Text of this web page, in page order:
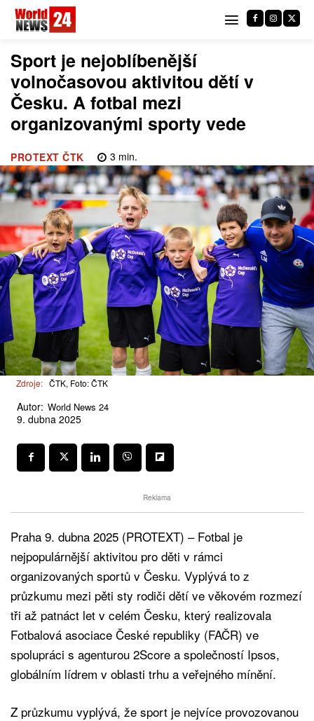
Sport je nejoblíbenější
volnočasovou aktivitou dětí v
Česku. A fotbal mezi
organizovanými sporty vede
PROTEXT ČTK 3 min.
Zdroje: ČTK, Foto: ČTK
Autor: World News 24
9. dubna 2025
Reklama
Praha 9. dubna 2025 (PROTEXT) – Fotbal je
nejpopulárnější aktivitou pro děti v rámci
organizovaných sportů v Česku. Vyplývá to z
průzkumu mezi pěti sty rodiči dětí ve věkovém rozmezí
tři až patnáct let v celém Česku, který realizovala
Fotbalová asociace České republiky (FAČR) ve
spolupráci s agenturou 2Score a společností Ipsos,
globálním lídrem v oblasti trhu a veřejného mínění.
Z průzkumu vyplývá, že sport je nejvíce provozovanou